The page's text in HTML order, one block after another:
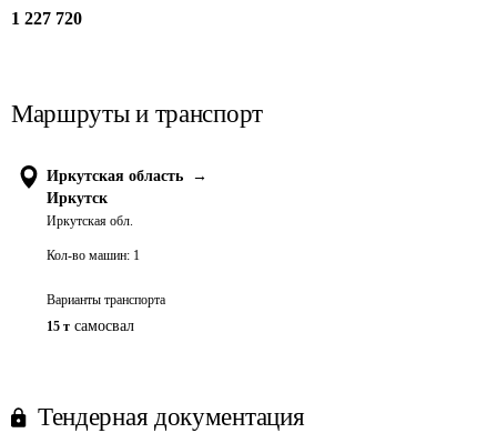
1 227 720
Маршруты и транспорт
Иркутская область
→
Иркутск
Иркутская обл.
Кол-во машин: 1
Варианты транспорта
15 т самосвал
Тендерная документация